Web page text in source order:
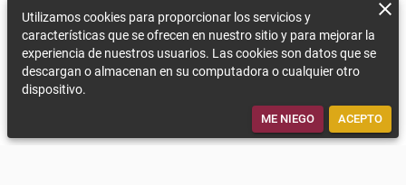
acidic silage additives
Comentarios sobre la sostenibilidad
Allows earlier harvest, avoiding difficulties associated with wet
harvesting period. Reduces energy cost as no need to dry the
Utilizamos cookies para proporcionar los servicios y
características que se ofrecen en nuestro sitio y para mejorar la
experiencia de nuestros usuarios. Las cookies son datos que se
descargan o almacenan en su computadora o cualquier otro
dispositivo.
ME NIEGO ACEPTO